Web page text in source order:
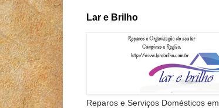
Lar e Brilho
Reparos e Serviços Domésticos em